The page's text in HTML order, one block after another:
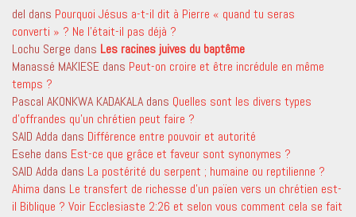
del dans Pourquoi Jésus a-t-il dit à Pierre « quand tu seras
converti » ? Ne l’était-il pas déjà ?
Lochu Serge dans Les racines juives du baptême
Manassé MAKIESE dans Peut-on croire et être incrédule en même
temps ?
Pascal AKONKWA KADAKALA dans Quelles sont les divers types
d’offrandes qu’un chrétien peut faire ?
SAID Adda dans Différence entre pouvoir et autorité
Esehe dans Est-ce que grâce et faveur sont synonymes ?
SAID Adda dans La postérité du serpent ; humaine ou reptilienne ?
Ahima dans Le transfert de richesse d’un païen vers un chrétien est-
il Biblique ? Voir Ecclesiaste 2:26 et selon vous comment cela se fait